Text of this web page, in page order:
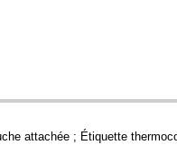
attachée ; Étiquette